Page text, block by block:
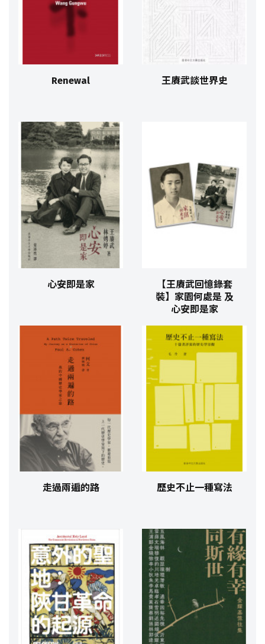
Renewal 王賡武談世界史
心安即是家
【王賡武回憶錄套
裝】家園何處是 及
心安即是家
走過兩遍的路 歷史不止一種寫法